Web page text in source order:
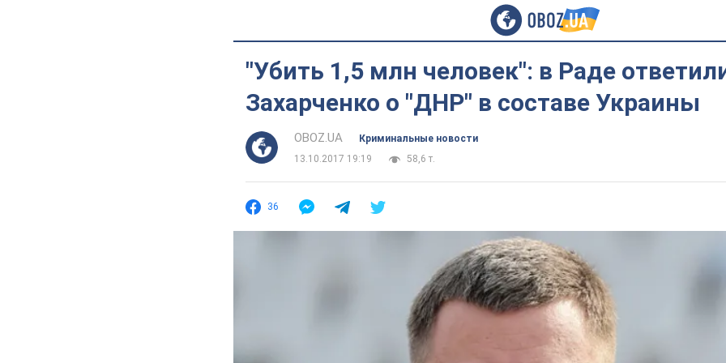
"Убить 1,5 млн человек": в Раде
Захарченко о "ДНР" в составе Украины
OBOZ.UA
Криминальные новости
13.10.2017 19:19
58,6 т.
36